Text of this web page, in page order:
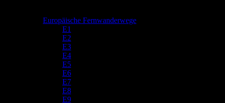
Europäische Fernwanderwege
E1
E2
E3
E4
E5
E6
E7
E8
E9